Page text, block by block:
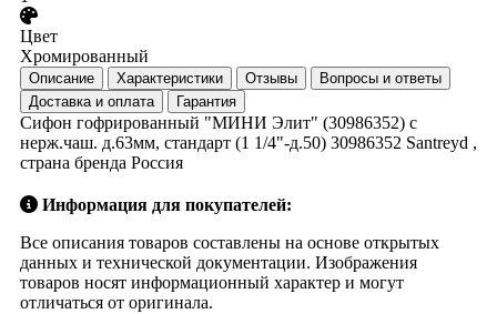
Цвет
Хромированный
Описание Характеристики Отзывы
Вопросы и ответы
Доставка и оплата
Гарантия
Сифон гофрированный "МИНИ Элит" (30986352) с
нерж.чаш. д.63мм, стандарт (1 1/4"-д.50) 30986352 Santreyd ,
страна бренда Россия
Информация для покупателей:
Все описания товаров составлены на основе открытых
данных и технической документации. Изображения
товаров носят информационный характер и могут
отличаться от оригинала.